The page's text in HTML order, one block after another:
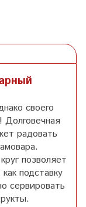
своего
Долговечная
радовать
позволяет
подставку
сервировать